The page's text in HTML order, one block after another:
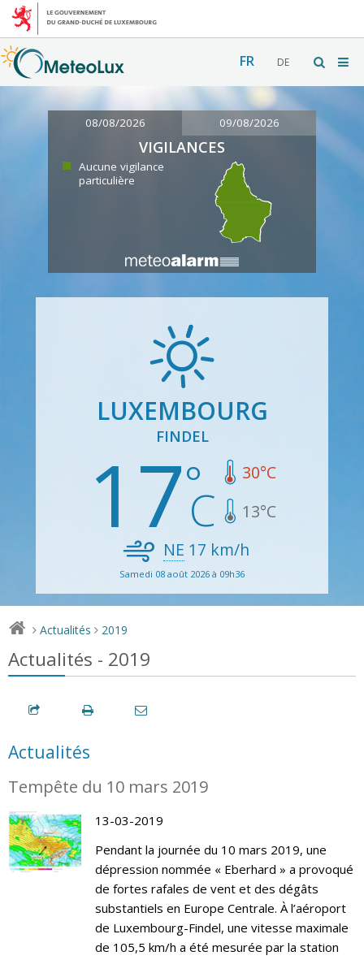
FR DE
08/08/2026 09/08/2026
VIGILANCES
Aucune vigilance
particulière
LUXEMBOURG
FINDEL
17 30°C
13°C
NE 17 km/h
Samedi 08 août 2026 à 09h36
> Actualités > 2019
Actualités - 2019
Actualités
Tempête du 10 mars 2019
13-03-2019
Pendant la journée du 10 mars 2019, une
dépression nommée « Eberhard » a provoqué
de fortes rafales de vent et des dégâts
substantiels en Europe Centrale. À l’aéroport
de Luxembourg-Findel, une vitesse maximale
de 105,5 km/h a été mesurée par la station